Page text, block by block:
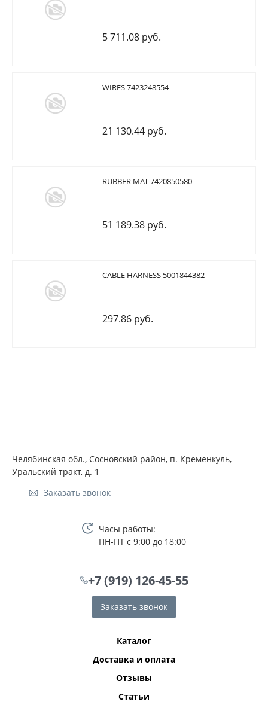
5 711.08 руб.
WIRES 7423248554
21 130.44 руб.
RUBBER MAT 7420850580
51 189.38 руб.
CABLE HARNESS 5001844382
297.86 руб.
Челябинская обл., Сосновский район, п. Кременкуль,
Уральский тракт, д. 1
Заказать звонок
Часы работы:
ПН-ПТ с 9:00 до 18:00
+7 (919) 126-45-55
Заказать звонок
Каталог
Доставка и оплата
Отзывы
Статьи